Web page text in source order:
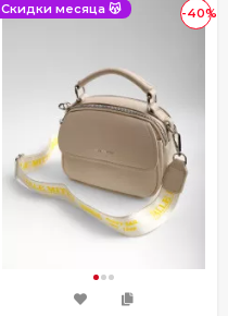
-40%
Скидки месяца 😽